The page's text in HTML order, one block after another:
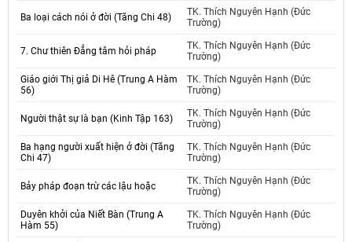
Ba loại cách nói ở đời (Tăng Chi 48)
TK. Thích Nguyên Hạnh (Đức
Trường)
7. Chư thiên Đẳng tâm hỏi pháp
TK. Thích Nguyên Hạnh (Đức
Trường)
Giáo giới Thị giả Di Hê (Trung A Hàm
56)
TK. Thích Nguyên Hạnh (Đức
Trường)
Người thật sự là bạn (Kinh Tập 163)
TK. Thích Nguyên Hạnh (Đức
Trường)
Ba hạng người xuất hiện ở đời (Tăng
Chi 47)
TK. Thích Nguyên Hạnh (Đức
Trường)
Bảy pháp đoạn trừ các lậu hoặc
TK. Thích Nguyên Hạnh (Đức
Trường)
Duyên khởi của Niết Bàn (Trung A
Hàm 55)
TK. Thích Nguyên Hạnh (Đức
Trường)